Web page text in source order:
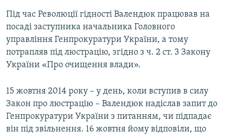
Під час Революції гідності Валендюк працював на
посаді заступника начальника Головного
управління Генпрокуратури України, а тому
потрапляв під люстрацію, згідно з ч. 2 ст. 3 Закону
України «Про очищення влади».
15 жовтня 2014 року – у день, коли вступив в силу
Закон про люстрацію – Валендюк надіслав запит до
Генпрокуратури України з питанням, чи підпадає
він під звільнення. 16 жовтня йому відповіли, що